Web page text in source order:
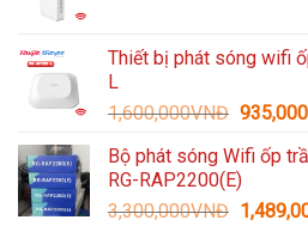
Thiết bị phát sóng wifi
L
1,600,000VNĐ Giá
là:
935,000
Bộ phát sóng Wifi ốp
RG-RAP2200(E)
3,300,000VNĐ Giá